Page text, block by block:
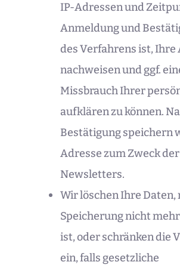
IP-Adressen und
Anmeldung und
des Verfahrens ist,
nachweisen und ggf.
Missbrauch Ihrer
aufklären zu können.
Bestätigung speichern
Adresse zum Zweck
Newsletters.
Wir löschen Ihre Daten,
Speicherung nicht
ist, oder schränken die
ein, falls gesetzliche